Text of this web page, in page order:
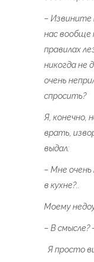
– Извините
нас вообще
правилах
никогда не
очень
спросить?
Я, конечно,
врать,
выдал:
– Мне
в кухне?..
Моему
– В смысле?
Я просто